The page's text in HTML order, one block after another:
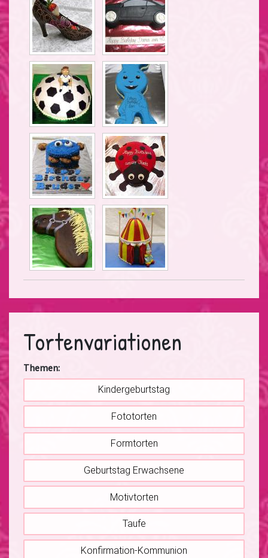
Tortenvariationen
Themen:
Kindergeburtstag
Fototorten
Formtorten
Geburtstag Erwachsene
Motivtorten
Taufe
Konfirmation-Kommunion